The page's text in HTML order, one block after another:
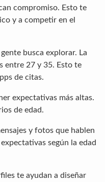
compromiso. Esto te
y a competir en el
busca explorar. La
entre 27 y 35. Esto te
de citas.
expectativas más altas.
de edad.
y fotos que hablen
según la edad
te ayudan a diseñar